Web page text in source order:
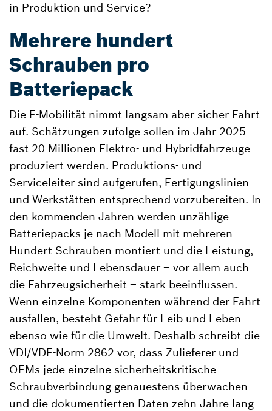
in Produktion und Service?
Mehrere hundert
Schrauben pro
Batteriepack
Die E-Mobilität nimmt langsam aber sicher Fahrt
auf. Schätzungen zufolge sollen im Jahr 2025
fast 20 Millionen Elektro- und Hybridfahrzeuge
produziert werden. Produktions- und
Serviceleiter sind aufgerufen, Fertigungslinien
und Werkstätten entsprechend vorzubereiten. In
den kommenden Jahren werden unzählige
Batteriepacks je nach Modell mit mehreren
Hundert Schrauben montiert und die Leistung,
Reichweite und Lebensdauer – vor allem auch
die Fahrzeugsicherheit – stark beeinflussen.
Wenn einzelne Komponenten während der Fahrt
ausfallen, besteht Gefahr für Leib und Leben
ebenso wie für die Umwelt. Deshalb schreibt die
VDI/VDE-Norm 2862 vor, dass Zulieferer und
OEMs jede einzelne sicherheitskritische
Schraubverbindung genauestens überwachen
und die dokumentierten Daten zehn Jahre lang